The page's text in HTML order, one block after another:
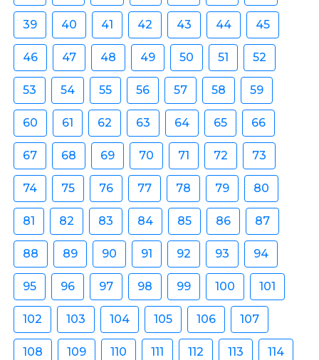
39 40 41 42 43 44 45
46 47 48 49 50 51 52
53 54 55 56 57 58 59
60 61 62 63 64 65 66
67 68 69 70 71 72 73
74 75 76 77 78 79 80
81 82 83 84 85 86 87
88 89 90 91 92 93 94
95 96 97 98 99 100 101
102 103 104 105 106 107
108 109 110 111 112 113 114